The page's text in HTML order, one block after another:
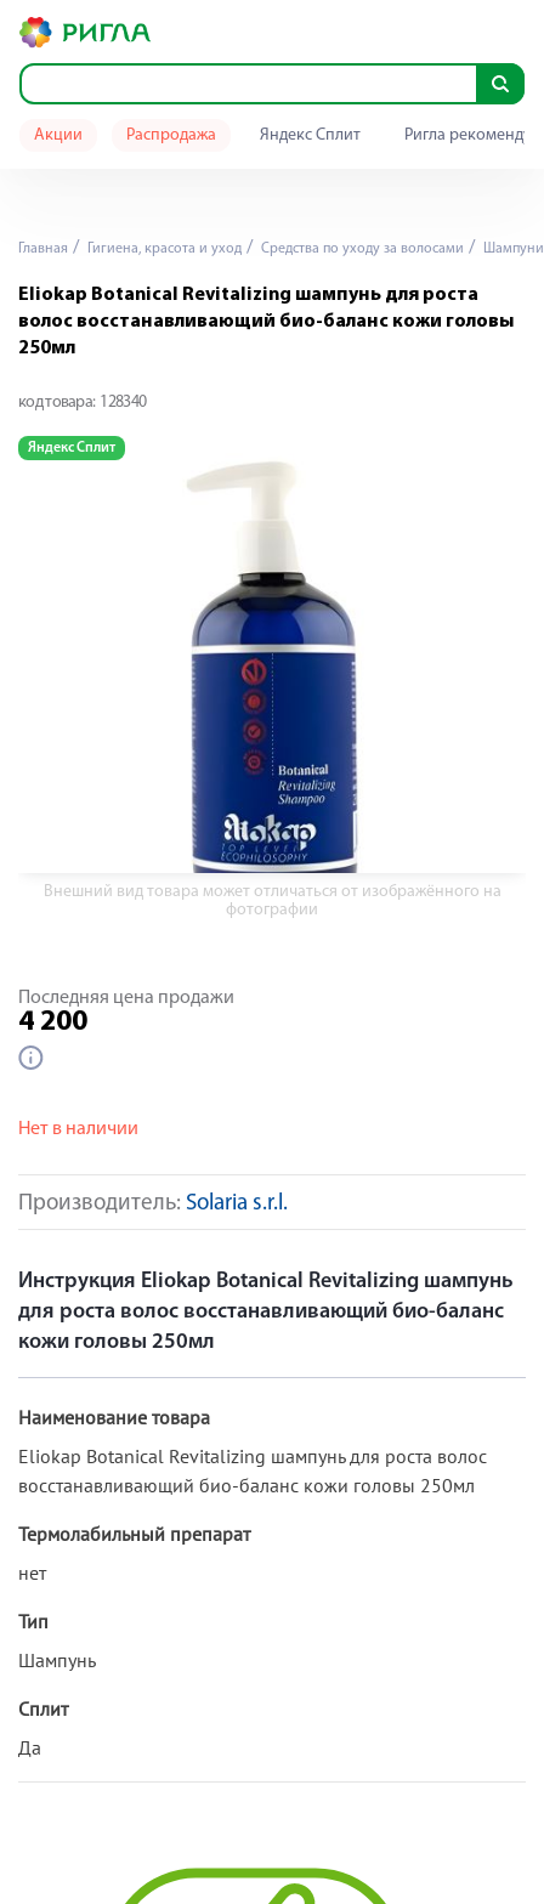
Акции Распродажа Яндекс Сплит Ригла
Главная Гигиена, красота и уход Средства по уходу за волосами Шампуни
Eliokap Botanical Revitalizing шампунь для роста
волос восстанавливающий био-баланс кожи головы
250мл
код товара: 128340
Яндекс Сплит
Внешний вид товара может отличаться от изображённого на
фотографии
Производитель: Solaria s.r.l.
Последняя цена продажи
4 200
Нет в наличии
Инструкция Eliokap Botanical Revitalizing шампунь
для роста волос восстанавливающий био-баланс
кожи головы 250мл
Наименование товара
Eliokap Botanical Revitalizing шампунь для роста волос
восстанавливающий био-баланс кожи головы 250мл
Термолабильный препарат
нет
Тип
Шампунь
Сплит
Да